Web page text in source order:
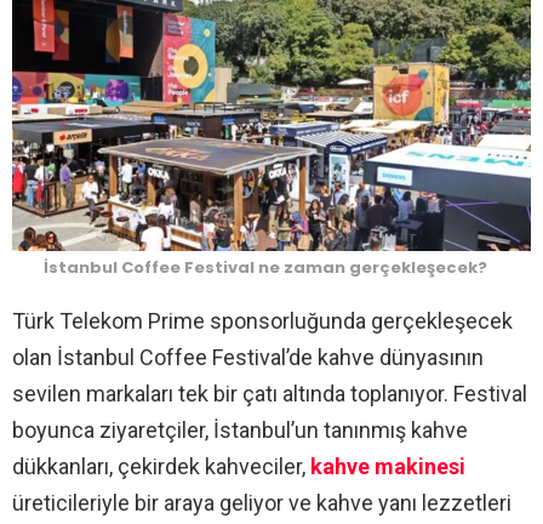
İstanbul Coffee Festival ne zaman gerçekleşecek?
Türk Telekom Prime sponsorluğunda gerçekleşecek
olan İstanbul Coffee Festival’de kahve dünyasının
sevilen markaları tek bir çatı altında toplanıyor. Festival
boyunca ziyaretçiler, İstanbul’un tanınmış kahve
dükkanları, çekirdek kahveciler, kahve makinesi
üreticileriyle bir araya geliyor ve kahve yanı lezzetleri